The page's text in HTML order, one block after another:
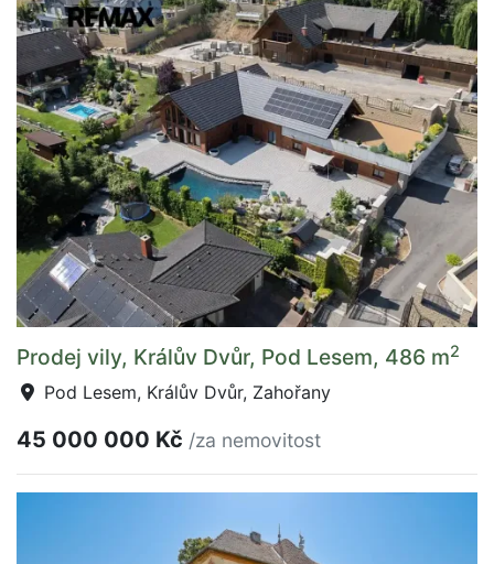
Prodej vily, Králův Dvůr, Pod Lesem, 486 m2
Pod Lesem, Králův Dvůr, Zahořany
45 000 000 Kč /za nemovitost